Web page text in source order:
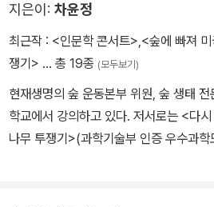
지은이: 차윤정
최근작 : <인문학 콘서트>,<숲에 빠져
쟁기> … 총 19종 (모두보기)
현재생명의 숲 운동본부 위원, 숲 생태
학교에서 강의하고 있다. 저서로는 <다시 걷고 싶은 우리 숲>, <신간
나무 투쟁기>(과학기술부 인증 우수과